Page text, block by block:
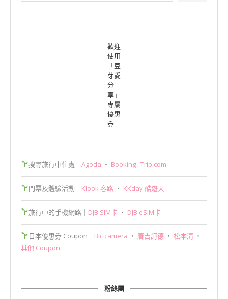
歡迎
使用
「豆
芽愛
分
享」
專屬
優惠
券
搜尋旅行中住處｜ Agoda ‧ Booking. Trip.com
門票及體驗活動｜ Klook 客路‧ KKday 酷遊天
旅行中的手機網路｜ DJB SIM卡‧ DJB eSIM卡
日本優惠券 Coupon｜ Bic camera ‧ 唐吉訶德‧ 松本清‧
其他 Coupon
粉絲團